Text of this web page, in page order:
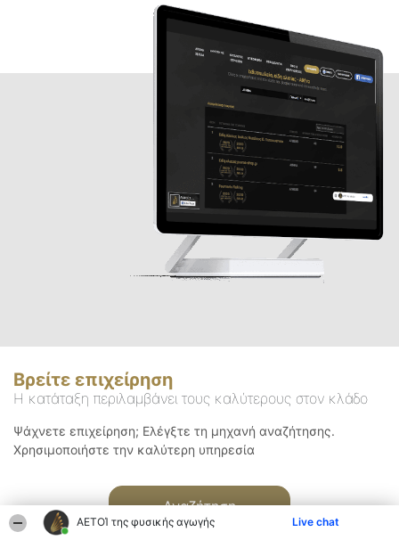
ΑΕΤΟΊ της φυσικής αγωγής Live chat
Βρείτε επιχείρηση
Η κατάταξη περιλαμβάνει τους καλύτερους στον κλάδο
Ψάχνετε επιχείρηση; Ελέγξτε τη μηχανή αναζήτησης.
Χρησιμοποιήστε την καλύτερη υπηρεσία
Αναζήτηση